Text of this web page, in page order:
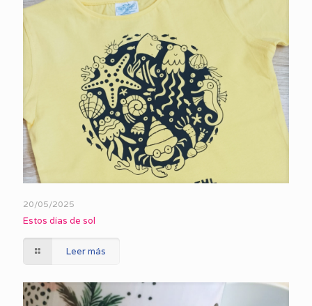
20/05/2025
Estos días de sol
Leer más